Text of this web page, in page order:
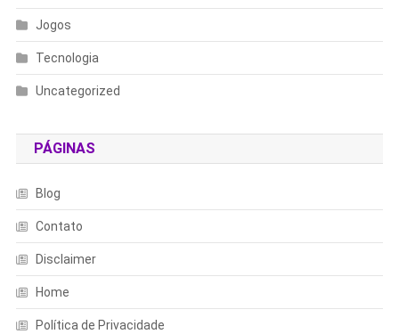
Jogos
Tecnologia
Uncategorized
PÁGINAS
Blog
Contato
Disclaimer
Home
Política de Privacidade